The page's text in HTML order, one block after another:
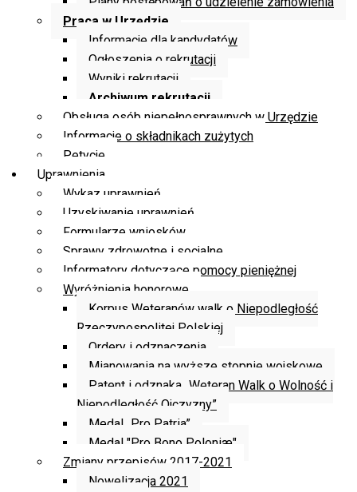
Praca w Urzędzie
Informacje dla kandydatów
Ogłoszenia o rekrutacji
Wyniki rekrutacji
Archiwum rekrutacji
Obsługa osób niepełnosprawnych w Urzędzie
Informacje o składnikach zużytych
Petycje
Uprawnienia
Wykaz uprawnień
Uzyskiwanie uprawnień
Formularze wniosków
Sprawy zdrowotne i socjalne
Informatory dotyczące pomocy pieniężnej
Wyróżnienia honorowe
Korpus Weteranów walk o Niepodległość
Rzeczypospolitej Polskiej
Ordery i odznaczenia
Mianowania na wyższe stopnie wojskowe
Patent i odznaka „Weteran Walk o Wolność i
Niepodległość Ojczyzny”
Medal „Pro Patria”
Medal "Pro Bono Poloniæ"
Zmiany przepisów 2017-2021
Nowelizacja 2021